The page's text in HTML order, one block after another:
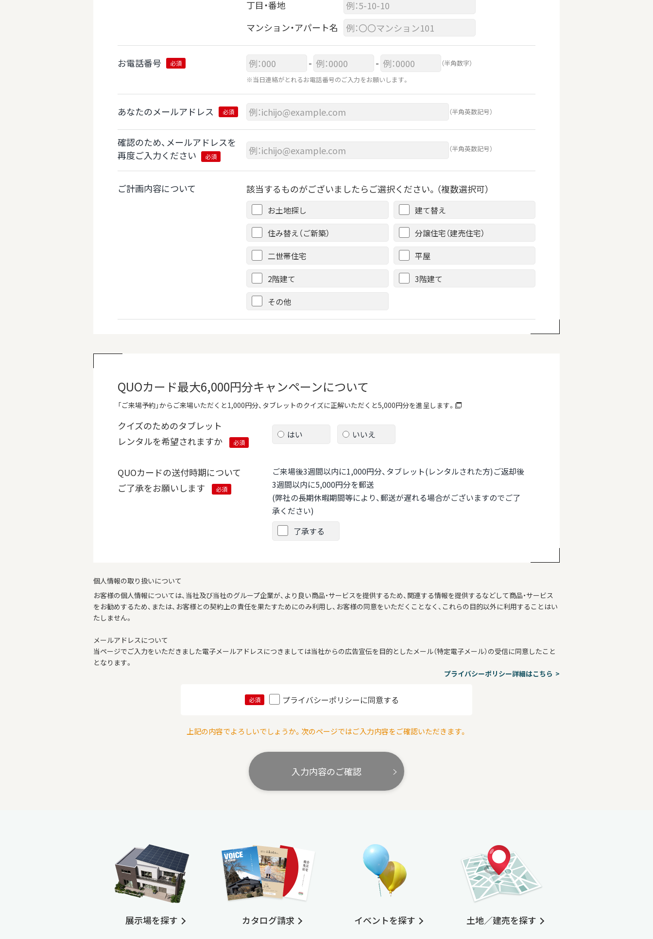
丁目・番地
マンション・アパート名
お電話番号 必須 - -
（半角数字）
※当日連絡がとれるお電話番号のご入力をお願いします。
あなたのメールアドレス 必須 （半角英数記号）
確認のため、メールアドレスを
再度ご入力ください
必須
（半角英数記号）
ご計画内容について 該当するものがございましたらご選択ください。（複数選択可）
お土地探し
建て替え
住み替え（ご新築）
分譲住宅（建売住宅）
二世帯住宅
平屋
2階建て
3階建て
その他
QUOカード最大6,000円分キャンペーンについて
「ご来場予約」からご来場いただくと1,000円分、タブレットのクイズに正解いただくと5,000円分を進呈します。
クイズのためのタブレット
レンタルを希望されますか
必須
はい いいえ
QUOカードの送付時期について
ご了承をお願いします
必須
ご来場後3週間以内に1,000円分、タブレット(レンタルされた方)ご返却後
3週間以内に5,000円分を郵送
(弊社の長期休暇期間等により、郵送が遅れる場合がございますのでご了
承ください)
了承する
個人情報の取り扱いについて
お客様の個人情報については、当社及び当社のグループ企業が、より良い商品・サービスを提供するため、関連する情報を提供するなどして商品・サービス
をお勧めするため、または、お客様との契約上の責任を果たすためにのみ利用し、お客様の同意をいただくことなく、これらの目的以外に利用することはい
たしません。
メールアドレスについて
当ページでご入力をいただきました電子メールアドレスにつきましては当社からの広告宣伝を目的としたメール（特定電子メール）の受信に同意したこと
となります。
プライバシーポリシー詳細はこちら
必須 プライバシーポリシーに同意する
上記の内容でよろしいでしょうか。次のページではご入力内容をご確認いただきます。
入力内容のご確認
展示場を探す カタログ請求 イベントを探す 土地／建売を探す